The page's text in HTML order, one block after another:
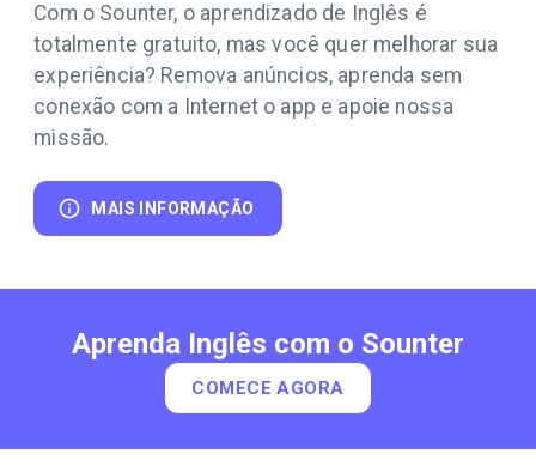
Com o Sounter, o aprendizado de Inglês é
totalmente gratuito, mas você quer melhorar sua
experiência? Remova anúncios, aprenda sem
conexão com a Internet o app e apoie nossa
missão.
MAIS INFORMAÇÃO
Aprenda Inglês com o Sounter
COMECE AGORA